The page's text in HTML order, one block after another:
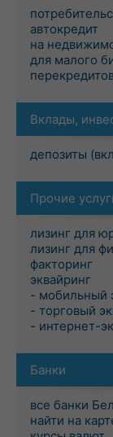
автокредит
на
для малого
Вклады,
депозиты
Прочие
лизинг для
лизинг для
факторинг
эквайринг
- мобильный
- торговый
- интернет-
Банки
все банки
найти на